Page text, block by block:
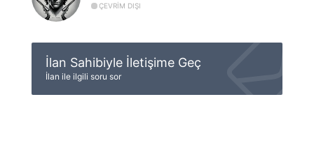
ÇEVRIM DIŞI
İlan Sahibiyle İletişime Geç
İlan ile ilgili soru sor